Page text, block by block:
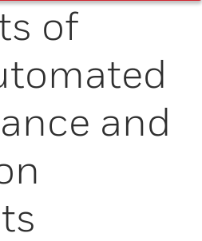
of
and